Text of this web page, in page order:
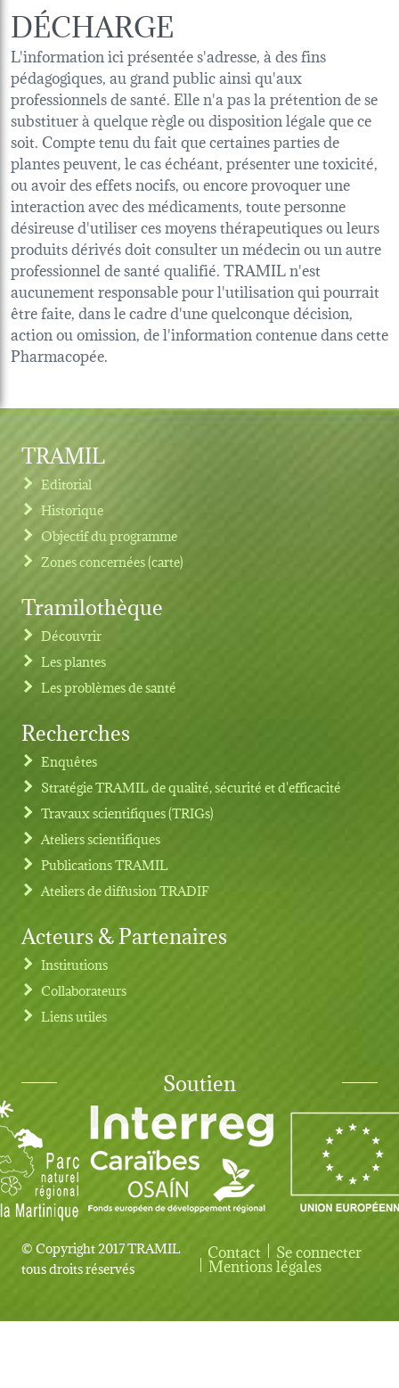
DÉCHARGE
L'information ici présentée s'adresse, à des fins
pédagogiques, au grand public ainsi qu'aux
professionnels de santé. Elle n'a pas la prétention de se
substituer à quelque règle ou disposition légale que ce
soit. Compte tenu du fait que certaines parties de
plantes peuvent, le cas échéant, présenter une toxicité,
ou avoir des effets nocifs, ou encore provoquer une
interaction avec des médicaments, toute personne
désireuse d'utiliser ces moyens thérapeutiques ou leurs
produits dérivés doit consulter un médecin ou un autre
professionnel de santé qualifié. TRAMIL n'est
aucunement responsable pour l'utilisation qui pourrait
être faite, dans le cadre d'une quelconque décision,
action ou omission, de l'information contenue dans cette
Pharmacopée.
Footer menu
TRAMIL
Editorial
Historique
Objectif du programme
Zones concernées (carte)
Tramilothèque
Découvrir
Les plantes
Les problèmes de santé
Recherches
Enquêtes
Stratégie TRAMIL de qualité, sécurité et d'efficacité
Travaux scientifiques (TRIGs)
Ateliers scientifiques
Publications TRAMIL
Ateliers de diffusion TRADIF
Acteurs & Partenaires
Institutions
Collaborateurs
Liens utiles
Soutien
© Copyright 2017 TRAMIL
tous droits réservés
User account menu
Contact Se connecter
Mentions légales